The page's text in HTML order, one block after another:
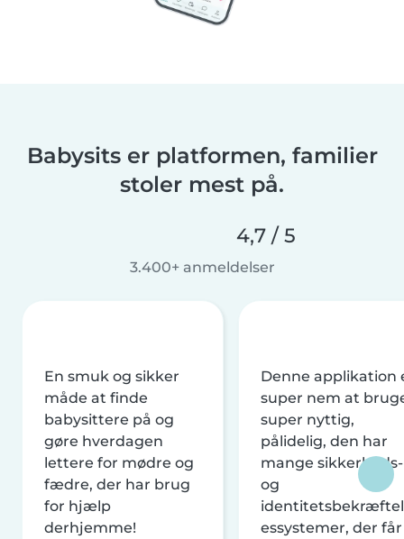
Babysits er platformen, familier
stoler mest på.
4,7 / 5
3.400+ anmeldelser
En smuk og sikker
måde at finde
babysittere på og
gøre hverdagen
lettere for mødre og
fædre, der har brug
for hjælp
derhjemme!
Denne applikation
super nem at
super nyttig,
pålidelig, den har
mange sikkerheds-
og
essystemer, der får